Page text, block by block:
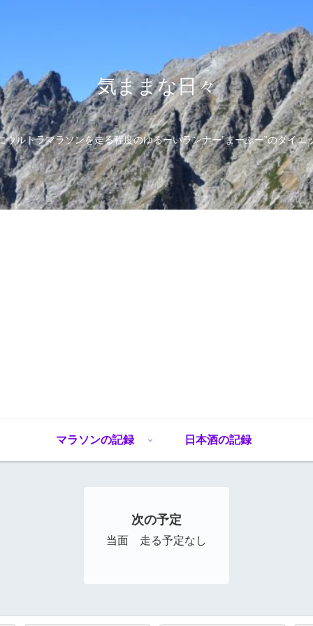
気ままな日々
ウルトラマラソンを走る程度のゆるーいランナー”まーぶー”のダイエ
マラソンの記録 日本酒の記録
次の予定
当面 走る予定なし